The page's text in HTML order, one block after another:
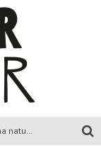
Canal D’Amour: maravilha natural de Corfu, Grécia.